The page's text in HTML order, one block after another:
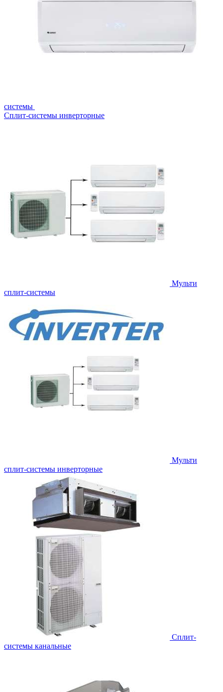
системы
Сплит-системы инверторные
Мульти
сплит-системы
Мульти
сплит-системы инверторные
Сплит-
системы канальные